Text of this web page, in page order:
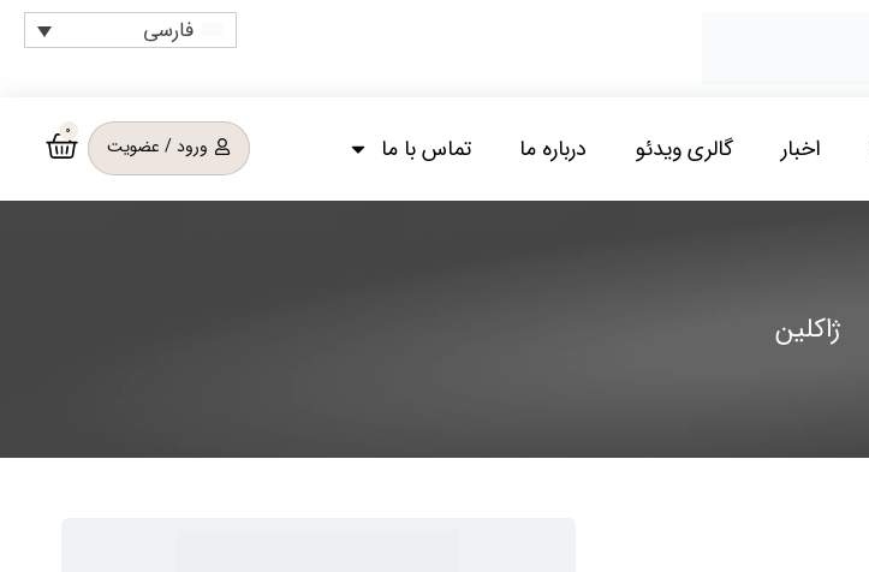
فارسی
اخبار گالری ویدئو درباره ما تماس با ما ورود / عضویت
0
ژاکلین